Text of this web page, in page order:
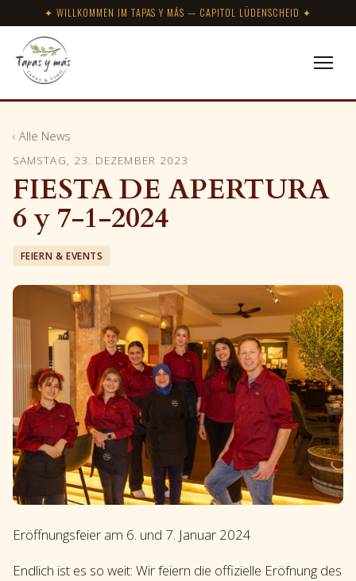
✦ WILLKOMMEN IM TAPAS Y MÁS — CAPITOL LÜDENSCHEID ✦
‹ Alle News
SAMSTAG, 23. DEZEMBER 2023
FIESTA DE APERTURA
6 y 7-1-2024
FEIERN & EVENTS
Eröffnungsfeier am 6. und 7. Januar 2024
Endlich ist es so weit: Wir feiern die offizielle Eröfnung des